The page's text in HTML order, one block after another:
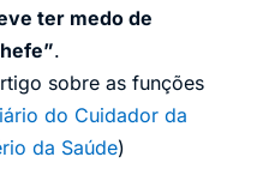
ter medo de
.
sobre as funções
do Cuidador da
da Saúde)